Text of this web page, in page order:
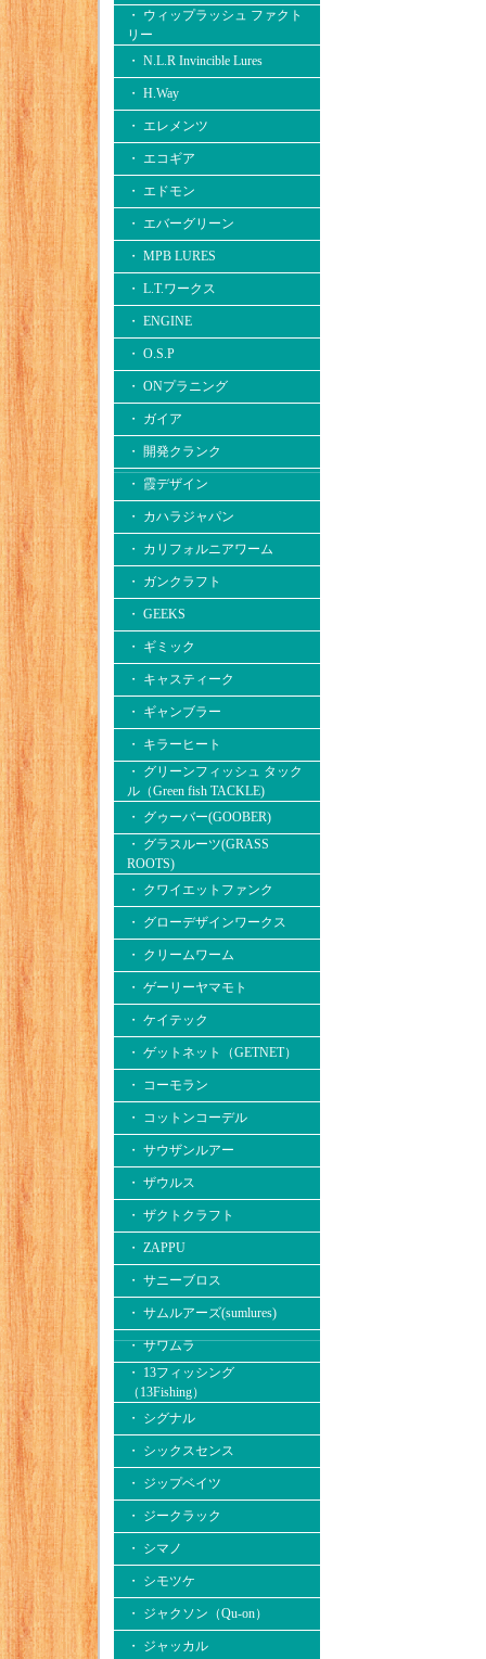
・ ウィップラッシュ ファクト
リー
・ N.L.R Invincible Lures
・ H.Way
・ エレメンツ
・ エコギア
・ エドモン
・ エバーグリーン
・ MPB LURES
・ L.T.ワークス
・ ENGINE
・ O.S.P
・ ONプラニング
・ ガイア
・ 開発クランク
・ 霞デザイン
・ カハラジャパン
・ カリフォルニアワーム
・ ガンクラフト
・ GEEKS
・ ギミック
・ キャスティーク
・ ギャンブラー
・ キラーヒート
・ グリーンフィッシュ タック
ル（Green fish TACKLE)
・ グゥーバー(GOOBER)
・ グラスルーツ(GRASS
ROOTS)
・ クワイエットファンク
・ グローデザインワークス
・ クリームワーム
・ ゲーリーヤマモト
・ ケイテック
・ ゲットネット（GETNET）
・ コーモラン
・ コットンコーデル
・ サウザンルアー
・ ザウルス
・ ザクトクラフト
・ ZAPPU
・ サニーブロス
・ サムルアーズ(sumlures)
・ サワムラ
・ 13フィッシング
（13Fishing）
・ シグナル
・ シックスセンス
・ ジップベイツ
・ ジークラック
・ シマノ
・ シモツケ
・ ジャクソン（Qu-on）
・ ジャッカル